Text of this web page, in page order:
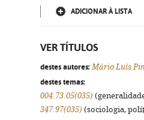
ADICIONAR À LISTA
VER TÍTULOS
destes autores: Mário Luís
destes temas:
004.73.05(035)
347.97(035) (sociologia,